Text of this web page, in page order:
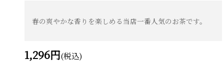
春の爽やかな香りを楽しめる当店一番人気のお茶です。
1,296円(税込)